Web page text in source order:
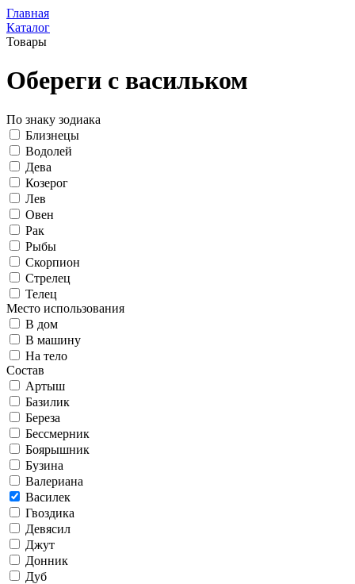
Главная
Каталог
Товары
Обереги с васильком
По знаку зодиака
Близнецы
Водолей
Дева
Козерог
Лев
Овен
Рак
Рыбы
Скорпион
Стрелец
Телец
Место использования
В дом
В машину
На тело
Состав
Артыш
Базилик
Береза
Бессмерник
Боярышник
Бузина
Валериана
Василек
Гвоздика
Девясил
Джут
Донник
Дуб